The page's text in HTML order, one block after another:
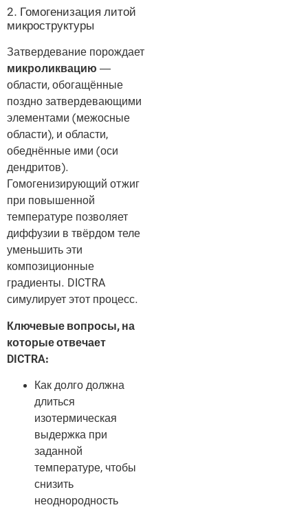
2. Гомогенизация литой
микроструктуры
Затвердевание порождает
микроликвацию —
области, обогащённые
поздно затвердевающими
элементами (межосные
области), и области,
обеднённые ими (оси
дендритов).
Гомогенизирующий отжиг
при повышенной
температуре позволяет
диффузии в твёрдом теле
уменьшить эти
композиционные
градиенты. DICTRA
симулирует этот процесс.
Ключевые вопросы, на
которые отвечает
DICTRA:
Как долго должна
длиться
изотермическая
выдержка при
заданной
температуре, чтобы
снизить
неоднородность